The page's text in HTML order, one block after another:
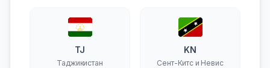
TJ
Таджикистан
KN
Сент-Китс и Невис